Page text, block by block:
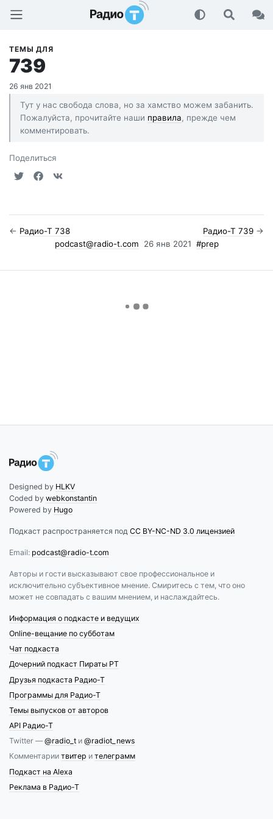
Радио-Т Подкаст
ТЕМЫ ДЛЯ
739
26 янв 2021
Тут у нас свобода слова, но за хамство можем забанить.
Пожалуйста, прочитайте наши правила, прежде чем
комментировать.
Поделиться
← Радио-Т 738 Радио-Т 739 →
podcast@radio-t.com
26 янв 2021 #prep
Designed by HLKV
Coded by webkonstantin
Powered by Hugo
Подкаст распространяется под CC BY-NC-ND 3.0 лицензией
Email: podcast@radio-t.com
Авторы и гости высказывают свое профессиональное и
исключительно субъективное мнение. Смиритесь с тем, что оно
может не совпадать с вашим мнением, и наслаждайтесь.
Информация о подкасте и ведущих
Online-вещание по субботам
Чат подкаста
Дочерний подкаст Пираты РТ
Друзья подкаста Радио-Т
Программы для Радио-Т
Темы выпусков от авторов
API Радио-Т
Twitter —@radio_t и @radiot_news
Комментарии твитер и телеграмм
Подкаст на Alexa
Реклама в Радио-Т